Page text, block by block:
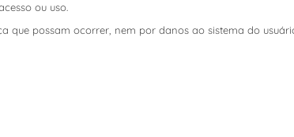
ou uso.
que possam ocorrer, nem por danos ao sistema do